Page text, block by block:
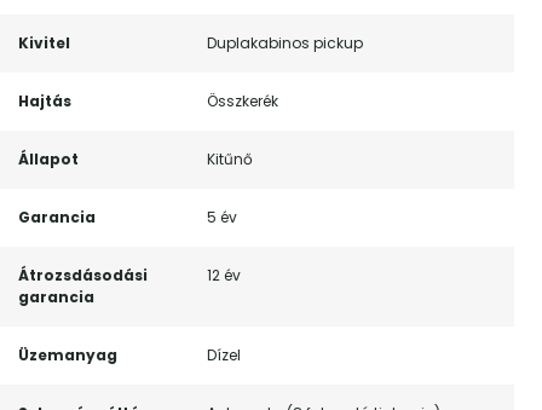
Kivitel Duplakabinos pickup
Hajtás Összkerék
Állapot Kitűnő
Garancia 5 év
Átrozsdásodási
garancia
12 év
Üzemanyag Dízel